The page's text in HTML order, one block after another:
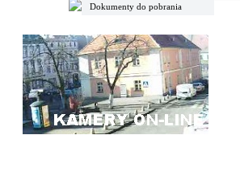
Dokumenty do pobrania